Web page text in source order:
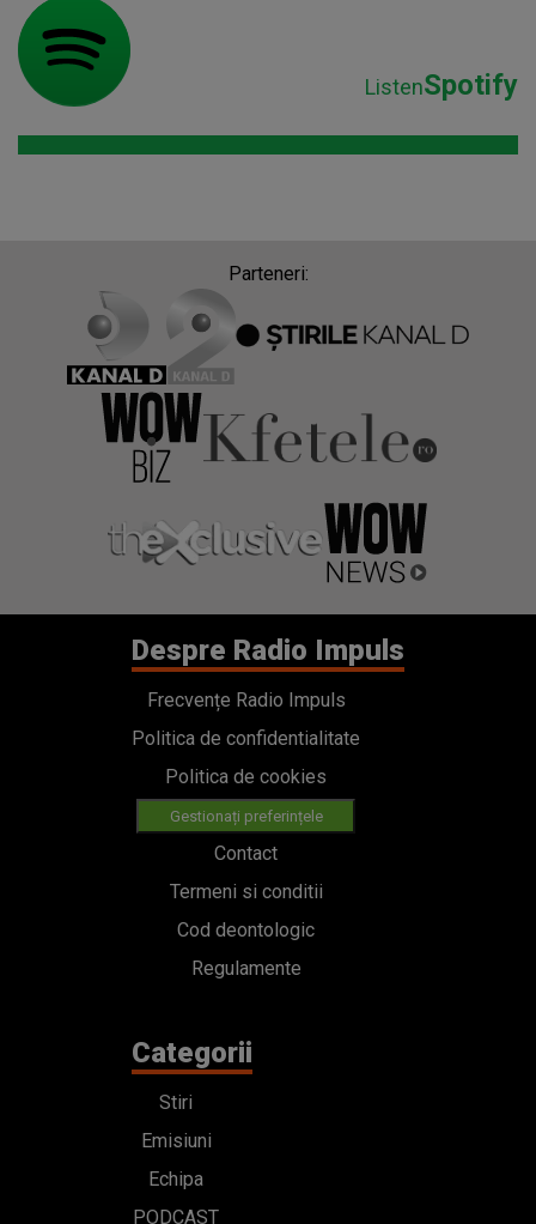
ListenSpotify
Parteneri:
Despre Radio Impuls
Frecvențe Radio Impuls
Politica de confidentialitate
Politica de cookies
Gestionați preferințele
Contact
Termeni si conditii
Cod deontologic
Regulamente
Categorii
Stiri
Emisiuni
Echipa
PODCAST